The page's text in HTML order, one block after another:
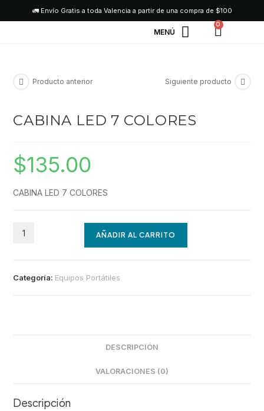
🚛 Envío Gratis a toda Valencia a partir de una compra de $100
0
Producto anterior Siguiente producto
CABINA LED 7 COLORES
$135.00
CABINA LED 7 COLORES
AÑADIR AL CARRITO
Categoría: Equipos Portátiles
DESCRIPCIÓN
VALORACIONES (0)
Descripción